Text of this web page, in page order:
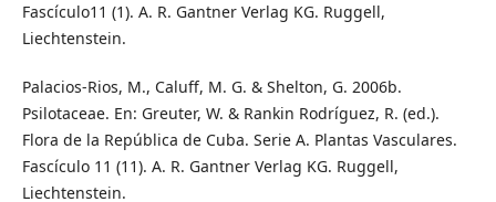
Fascículo11 (1). A. R. Gantner Verlag KG. Ruggell,
Liechtenstein.
Palacios-Rios, M., Caluff, M. G. & Shelton, G. 2006b.
Psilotaceae. En: Greuter, W. & Rankin Rodríguez, R. (ed.).
Flora de la República de Cuba. Serie A. Plantas Vasculares.
Fascículo 11 (11). A. R. Gantner Verlag KG. Ruggell,
Liechtenstein.